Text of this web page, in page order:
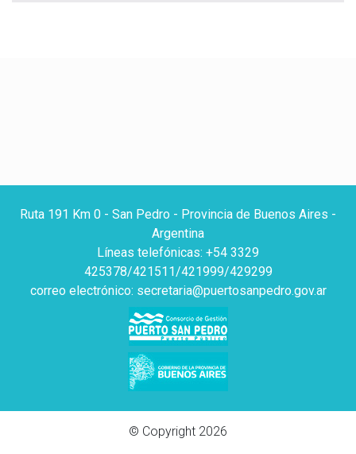
Ruta 191 Km 0 - San Pedro - Provincia de Buenos Aires -
Argentina
Líneas telefónicas: +54 3329
425378/421511/421999/429299
correo electrónico: secretaria@puertosanpedro.gov.ar
© Copyright 2026